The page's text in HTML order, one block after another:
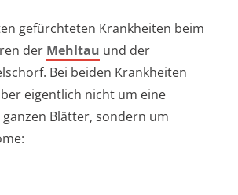
gefürchteten Krankheiten beim
der Mehltau und der
Bei beiden Krankheiten
eigentlich nicht um eine
Blätter, sondern um